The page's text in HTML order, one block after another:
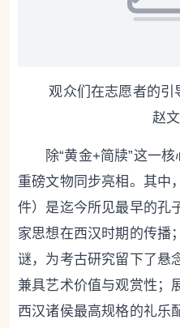
观众们在志愿者的引
赵
除“黄金+简牍”这一
重磅文物同步亮相。其中
件）是迄今所见最早的孔
家思想在西汉时期的传播
谜，为考古研究留下了悬
兼具艺术价值与观赏性；
西汉诸侯最高规格的礼乐